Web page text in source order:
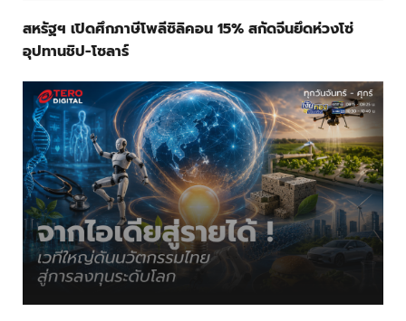
สหรัฐฯ เปิดศึกภาษีโพลีซิลิคอน 15% สกัดจีนยึดห่วงโซ่
อุปทานชิป-โซลาร์